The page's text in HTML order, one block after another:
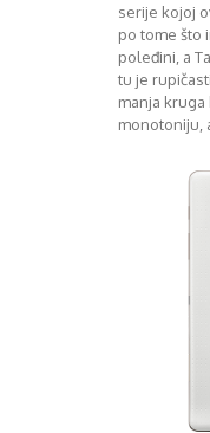
serije kojoj
po tome što
poleđini, a
tu je
manja
monotoniju,